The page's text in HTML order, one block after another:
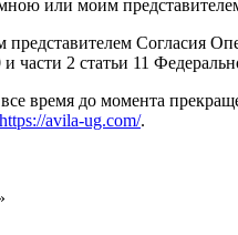
или моим
Согласия
и части 2 статьи 11
все время до момента
https://avila-ug.com/.